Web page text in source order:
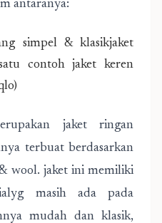
antaranya:
simpel & klasikjaket
contoh jaket keren
jaket ringan
terbuat berdasarkan
wool. jaket ini memiliki
masih ada pada
mudah dan klasik,